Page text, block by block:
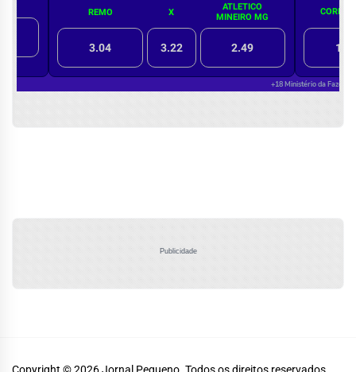
Publicidade
Copyright © 2026Jornal Pequeno. Todos os direitos reservados